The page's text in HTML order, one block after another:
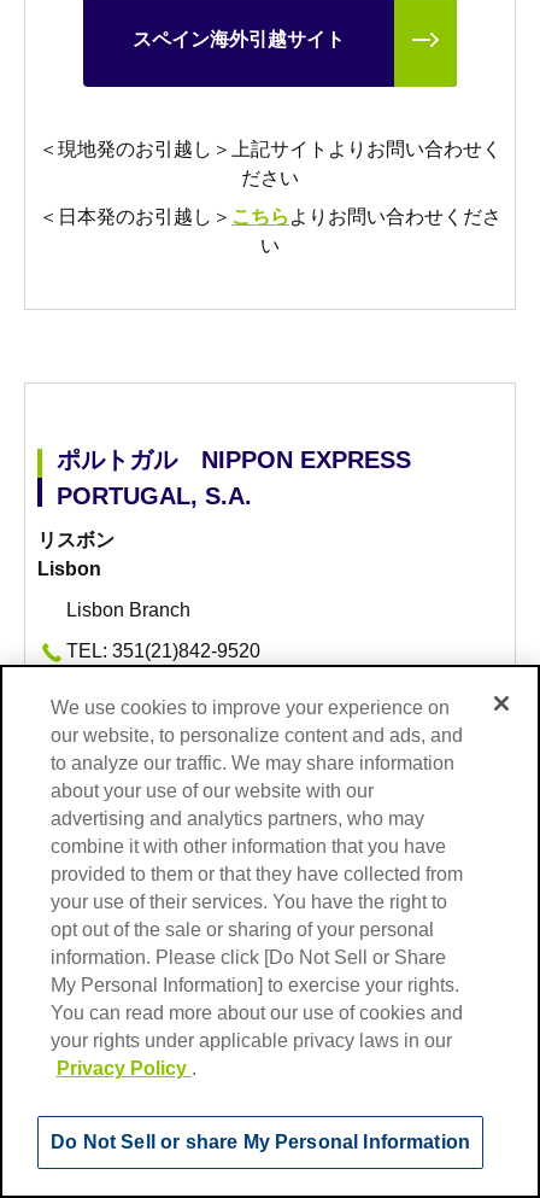
スペイン海外引越サイト
＜現地発のお引越し＞上記サイトよりお問い合わせく
ださい
＜日本発のお引越し＞ こちら よりお問い合わせくださ
い
ポルトガル NIPPON EXPRESS
PORTUGAL, S.A.
リスボン
Lisbon
Lisbon Branch
TEL: 351(21)842-9520
A,Esc.38.2,1800-079 Lisboa,Portugal
オポルト
Oporto
Oporto Branch
TEL: 351(22)947-9500
住所: Aeroporto Do Porto,Complexo De
Carga,Piso-3,Gab.329 4470-558 Maia,Portugal
＜現地発のお引越し＞のお問い合
わせ
＜日本発のお引越し＞こちらよりお問い合わせくださ
We use cookies to improve your experience on
our website, to personalize content and ads, and
to analyze our traffic. We may share information
about your use of our website with our
advertising and analytics partners, who may
combine it with other information that you have
provided to them or that they have collected from
your use of their services. You have the right to
opt out of the sale or sharing of your personal
information. Please click [Do Not Sell or Share
My Personal Information] to exercise your rights.
You can read more about our use of cookies and
your rights under applicable privacy laws in our
Privacy Policy .
Do Not Sell or share My Personal Information